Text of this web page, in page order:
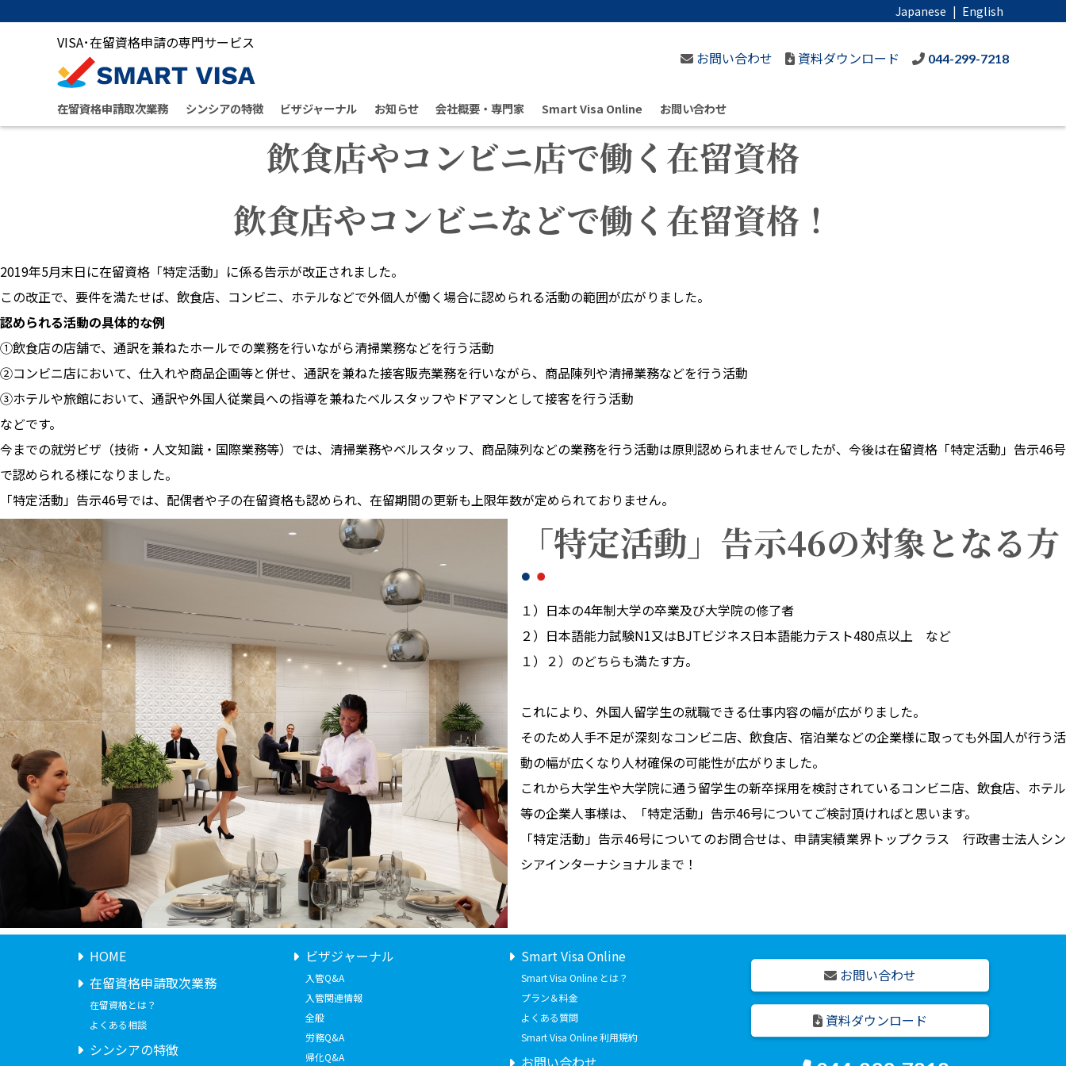
VISA･在留資格申請の専門サービス
お問い合わせ
資料ダウンロード 044-299-7218
在留資格申請取次業務 シンシアの特徴 ビザジャーナル お知らせ 会社概要・専門家 Smart Visa Online お問い合わせ
Japanese | English
飲食店やコンビニ店で働く在留資格
飲食店やコンビニなどで働く在留資格！
2019年5月末日に在留資格「特定活動」に係る告示が改正されました。
この改正で、要件を満たせば、飲食店、コンビニ、ホテルなどで外個人が働く場合に認められる活動の範囲が広がりました。
認められる活動の具体的な例
①飲食店の店舗で、通訳を兼ねたホールでの業務を行いながら清掃業務などを行う活動
②コンビニ店において、仕入れや商品企画等と併せ、通訳を兼ねた接客販売業務を行いながら、商品陳列や清掃業務などを行う活動
③ホテルや旅館において、通訳や外国人従業員への指導を兼ねたベルスタッフやドアマンとして接客を行う活動
などです。
今までの就労ビザ（技術・人文知識・国際業務等）では、清掃業務やベルスタッフ、商品陳列などの業務を行う活動は原則認められませんでしたが、今後は在留資格「特定活動」告示46号
で認められる様になりました。
「特定活動」告示46号では、配偶者や子の在留資格も認められ、在留期間の更新も上限年数が定められておりません。
「特定活動」告示46の対象となる方
１）日本の4年制大学の卒業及び大学院の修了者
２）日本語能力試験N1又はBJTビジネス日本語能力テスト480点以上 など
１）２）のどちらも満たす方。
これにより、外国人留学生の就職できる仕事内容の幅が広がりました。
そのため人手不足が深刻なコンビニ店、飲食店、宿泊業などの企業様に取っても外国人が行う活
動の幅が広くなり人材確保の可能性が広がりました。
これから大学生や大学院に通う留学生の新卒採用を検討されているコンビニ店、飲食店、ホテル
等の企業人事様は、「特定活動」告示46号についてご検討頂ければと思います。
「特定活動」告示46号についてのお問合せは、申請実績業界トップクラス 行政書士法人シン
シアインターナショナルまで！
HOME
在留資格申請取次業務
在留資格とは？
よくある相談
シンシアの特徴
ビザジャーナル
入管Q&A
入管関連情報
全般
労務Q&A
帰化Q&A
Smart Visa Online
Smart Visa Online とは？
プラン＆料金
よくある質問
Smart Visa Online 利用規約
お問い合わせ
お問い合わせ
資料ダウンロード